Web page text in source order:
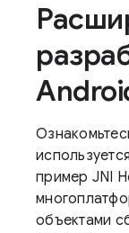
пример JNI
объектами